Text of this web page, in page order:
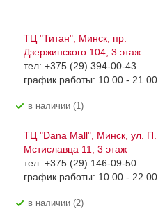
ТЦ "Титан", Минск, пр.
Дзержинского 104, 3 этаж
тел: +375 (29) 394-00-43
график работы: 10.00 - 21.00
В наличии (1)
ТЦ "Dana Mall", Минск, ул. П.
Мстиславца 11, 3 этаж
тел: +375 (29) 146-09-50
график работы: 10.00 - 22.00
В наличии (2)